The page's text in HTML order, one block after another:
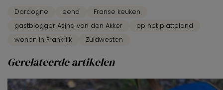
Dordogne eend
Franse keuken
gastblogger Asjha van den Akker
op het platteland
wonen in Frankrijk
Zuidwesten
Gerelateerde artikelen